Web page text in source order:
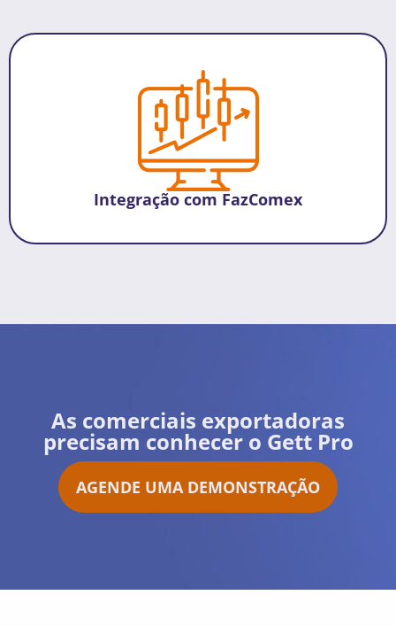
Integração com FazComex
As comerciais exportadoras
precisam conhecer o Gett Pro
AGENDE UMA DEMONSTRAÇÃO